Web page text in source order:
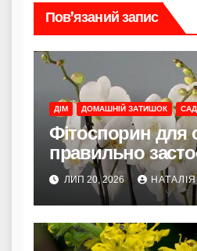
Пов’язаний запис
ДІМ ДОМАШНІЙ ЗАТИШОК
Фітоспорин для
правильно
ЛИП 20, 2026